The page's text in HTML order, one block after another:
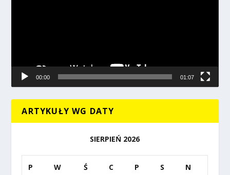
00:00 01:07
ARTYKUŁY WG DATY
SIERPIEŃ 2026
P W Ś C P S N